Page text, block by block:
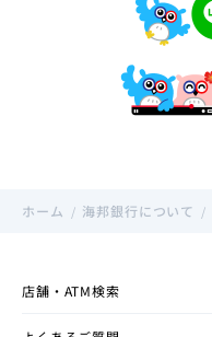
ホーム 海邦銀行について
店舗・ATM検索